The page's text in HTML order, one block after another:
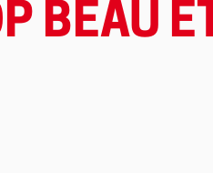
BEAU